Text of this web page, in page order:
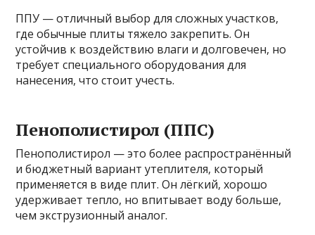
ППУ — отличный выбор для сложных участков,
где обычные плиты тяжело закрепить. Он
устойчив к воздействию влаги и долговечен, но
требует специального оборудования для
нанесения, что стоит учесть.
Пенополистирол (ППС)
Пенополистирол — это более распространённый
и бюджетный вариант утеплителя, который
применяется в виде плит. Он лёгкий, хорошо
удерживает тепло, но впитывает воду больше,
чем экструзионный аналог.